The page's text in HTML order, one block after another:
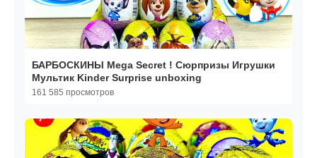
БАРБОСКИНЫ Mega Secret ! Сюрпризы Игрушки
Мультик Kinder Surprise unboxing
161 585 просмотров